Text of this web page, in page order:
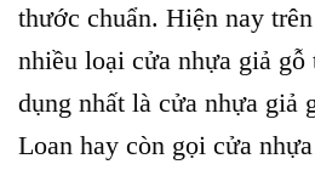
thước chuẩn. Hiện nay
nhiều loại cửa nhựa giả gỗ
dụng nhất là cửa nhựa giả
Loan hay còn gọi cửa